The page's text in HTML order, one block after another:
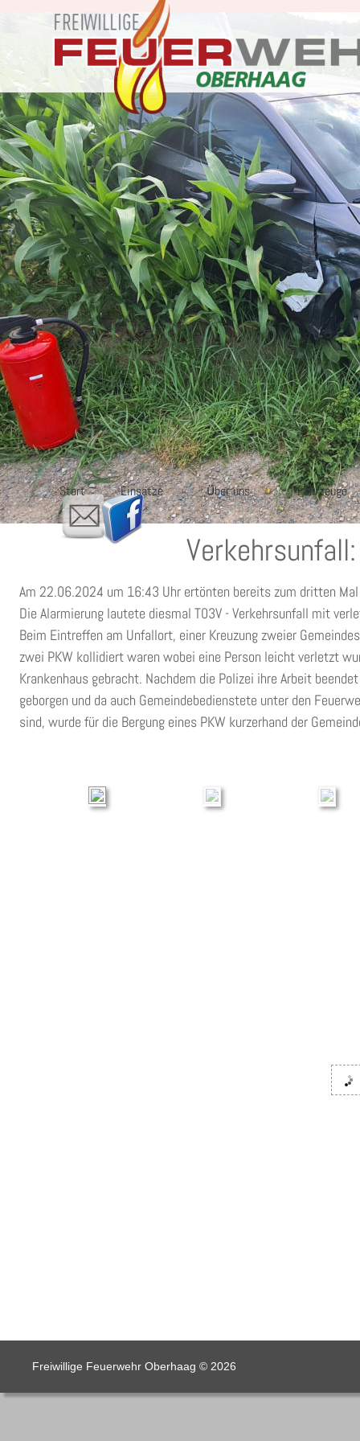
Freiwillige Feuerwehr Oberhaag © 2026
Start Einsätze Fahrzeuge
Über uns
Am 22.06.2024 um 16:43 Uhr ertönten bereits zum dritten
Die Alarmierung lautete diesmal T03V - Verkehrsunfall mit
Beim Eintreffen am Unfallort, einer Kreuzung zweier
zwei PKW kollidiert waren wobei eine Person leicht verletzt
Krankenhaus gebracht. Nachdem die Polizei ihre Arbeit
geborgen und da auch Gemeindebedienstete unter den
sind, wurde für die Bergung eines PKW kurzerhand der